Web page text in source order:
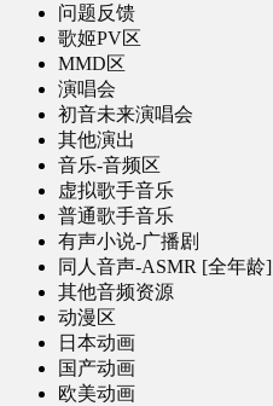
问题反馈
歌姬PV区
MMD区
演唱会
初音未来演唱会
其他演出
音乐-音频区
虚拟歌手音乐
普通歌手音乐
有声小说-广播剧
同人音声-ASMR [全年龄]
其他音频资源
动漫区
日本动画
国产动画
欧美动画